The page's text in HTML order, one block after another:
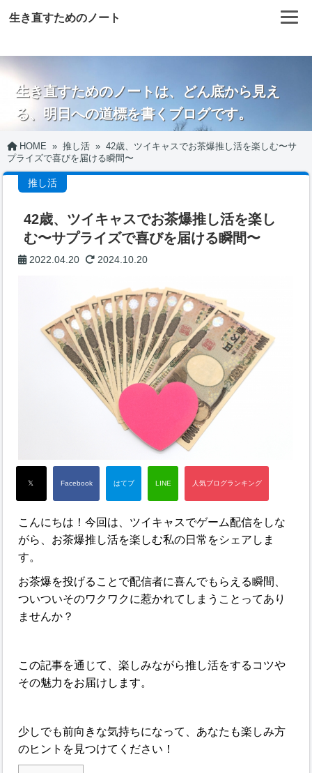
生き直すためのノート
生き直すためのノートは、どん底から見え
る、明日への道標を書くブログです。
HOME » 推し活 » 42歳、ツイキャスでお茶爆推し活を楽しむ〜サ
プライズで喜びを届ける瞬間〜
推し活
42歳、ツイキャスでお茶爆推し活を楽し
む〜サプライズで喜びを届ける瞬間〜
2022.04.20 2024.10.20
こんにちは！今回は、ツイキャスでゲーム配信をしな
がら、お茶爆推し活を楽しむ私の日常をシェアしま
す。
お茶爆を投げることで配信者に喜んでもらえる瞬間、
ついついそのワクワクに惹かれてしまうことってあり
ませんか？
この記事を通じて、楽しみながら推し活をするコツや
その魅力をお届けします。
少しでも前向きな気持ちになって、あなたも楽しみ方
のヒントを見つけてください！